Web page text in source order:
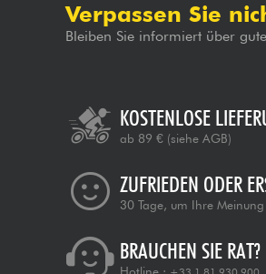
Verpassen Sie
Bleiben Sie informiert über
KOSTENLOSE
ab 89 € (siehe AGB)
ZUFRIEDEN ODER
30 Tage, um Ihre
BRAUCHEN SIE RAT?